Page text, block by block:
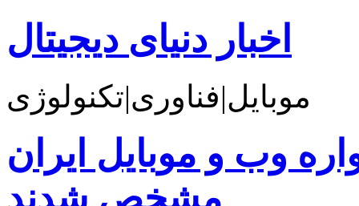
اخبار دنیای دیجیتال
موبایل|فناوری|تکنولوژی
وب و موبایل ایران